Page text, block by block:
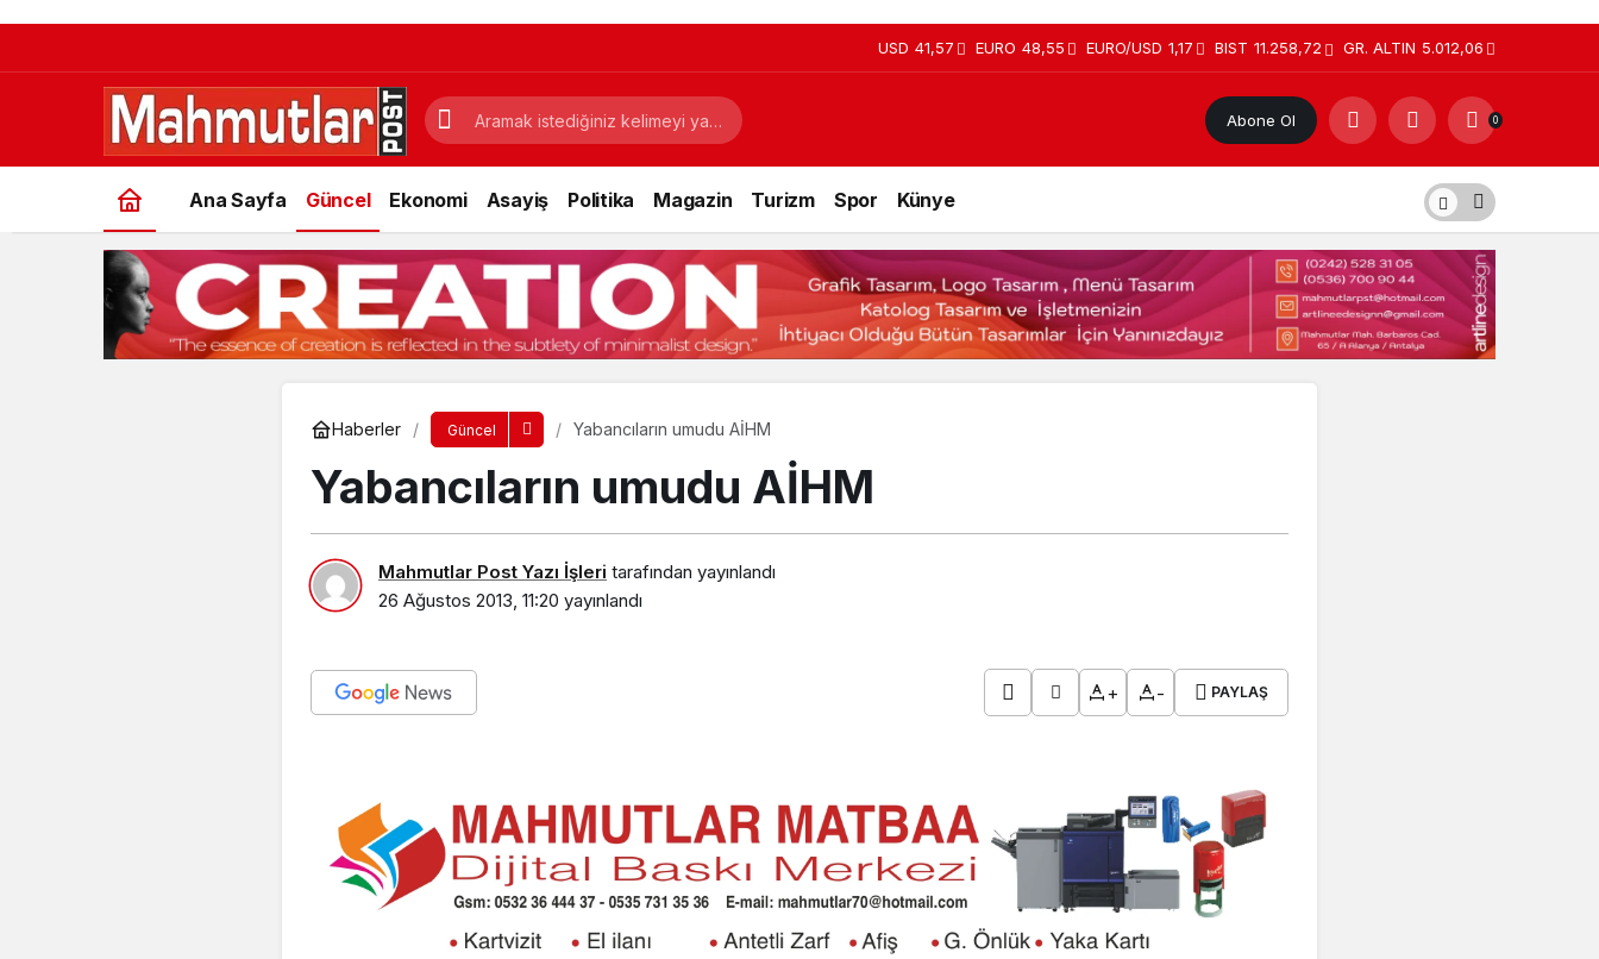
USD 41,57 EURO 48,55 EURO/USD 1,17 BIST 11.258,72 GR. ALTIN 5.012,06
Abone Ol 0
Ana Sayfa Güncel Ekonomi Asayiş Politika Magazin Turizm Spor Künye
Haberler Güncel Yabancıların umudu AİHM
Yabancıların umudu AİHM
Mahmutlar Post Yazı İşleri tarafından yayınlandı
26 Ağustos 2013, 11:20 yayınlandı
+ - PAYLAŞ